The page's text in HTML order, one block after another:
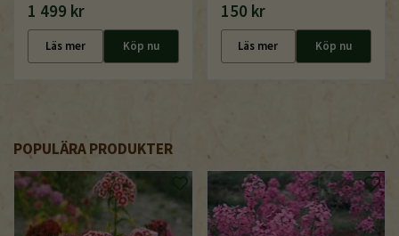
1 499 kr
Läs mer Köp nu
150 kr
Läs mer Köp nu
POPULÄRA PRODUKTER